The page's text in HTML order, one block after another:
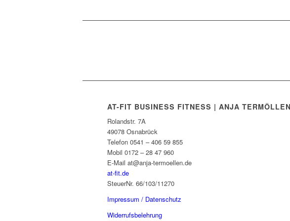
AT-FIT BUSINESS FITNESS | ANJA TERMÖLLEN
Rolandstr. 7A
49078 Osnabrück
Telefon 0541 – 406 59 855
Mobil 0172 – 28 47 960
E-Mail at@anja-termoellen.de
at-fit.de
SteuerNr. 66/103/11270
Impressum / Datenschutz
Widerrufsbelehrung